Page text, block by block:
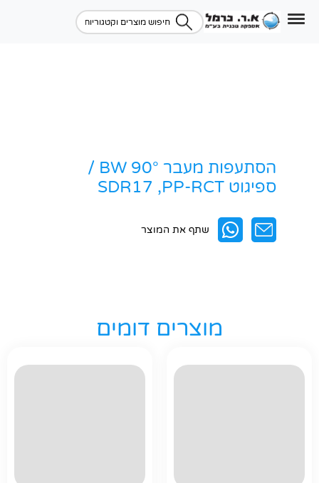
הסתעפות מעבר BW 90° /
ספיגוט SDR17 ,PP-RCT
שתף את המוצר
מוצרים דומים